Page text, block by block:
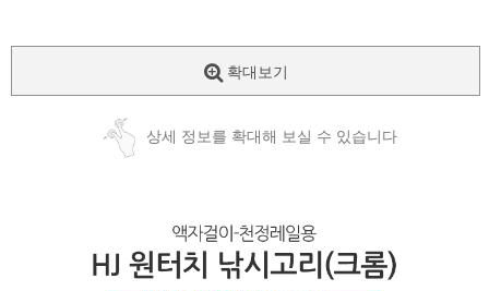
확대보기
상세 정보를 확대해 보실 수 있습니다